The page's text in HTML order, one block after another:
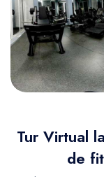
Tur Virtual
de